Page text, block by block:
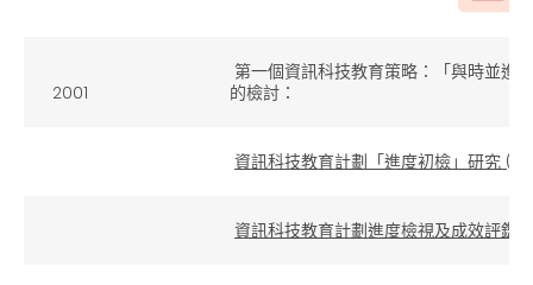
2001
第一個資訊科技教育策略：「與時並
的檢討：
資訊科技教育計劃「進度初檢」研究
資訊科技教育計劃進度檢視及成效評鑑